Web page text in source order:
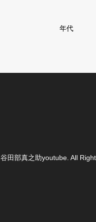
年代
谷田部真之助youtube. All